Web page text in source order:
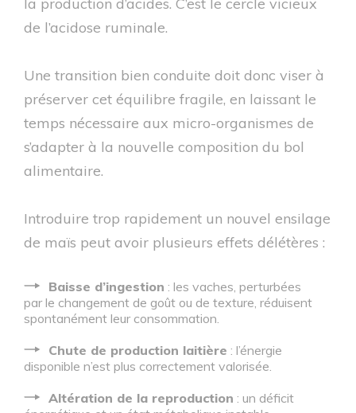
la production d’acides. C’est le cercle vicieux
de l’acidose ruminale.
Une transition bien conduite doit donc viser à
préserver cet équilibre fragile, en laissant le
temps nécessaire aux micro-organismes de
s’adapter à la nouvelle composition du bol
alimentaire.
Introduire trop rapidement un nouvel ensilage
de maïs peut avoir plusieurs effets délétères :
Baisse d’ingestion : les vaches, perturbées
par le changement de goût ou de texture, réduisent
spontanément leur consommation.
Chute de production laitière : l’énergie
disponible n’est plus correctement valorisée.
Altération de la reproduction : un déficit